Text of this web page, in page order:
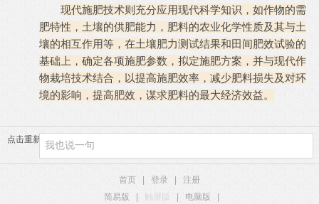
现代施肥技术则充分应用现代科学知识，如作物的需
肥特性， 土壤的供肥能力，肥料的农业化学性质及其与土
壤的相互作用等，在土壤肥力测试结果和田间肥效试验的
基础上，确定各项施肥参数，拟定施肥方案，并与现代作
物栽培技术结合，以提高施肥效率，减少肥料损失及对环
境的影响，提高肥效，谋求肥料的最大经济效益。
点击重新加载
首页 登录
注册
简易版
触屏版 电脑版